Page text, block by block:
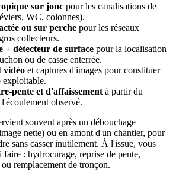
sur jonc pour les canalisations de
WC, colonnes).
ou sur perche pour les réseaux
collecteurs.
+ détecteur de surface pour la localisation
ou de casse enterrée.
vidéo et captures d'images pour constituer
exploitable.
pente et d'affaissement à partir du
observé.
souvent après un débouchage
nette) ou en amont d'un chantier, pour
sans casser inutilement. À l'issue, vous
faire : hydrocurage, reprise de pente,
remplacement de tronçon.